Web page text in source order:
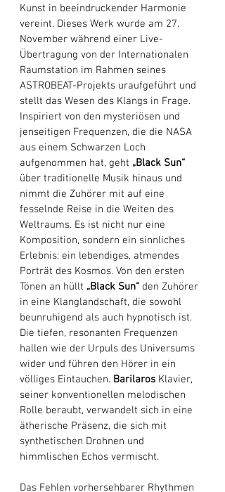
Kunst in beeindruckender Harmonie
vereint. Dieses Werk wurde am 27.
November während einer Live-
Übertragung von der Internationalen
Raumstation im Rahmen seines
ASTROBEAT-Projekts uraufgeführt und
stellt das Wesen des Klangs in Frage.
Inspiriert von den mysteriösen und
jenseitigen Frequenzen, die die NASA
aus einem Schwarzen Loch
aufgenommen hat, geht „Black Sun“
über traditionelle Musik hinaus und
nimmt die Zuhörer mit auf eine
fesselnde Reise in die Weiten des
Weltraums. Es ist nicht nur eine
Komposition, sondern ein sinnliches
Erlebnis: ein lebendiges, atmendes
Porträt des Kosmos. Von den ersten
Tönen an hüllt „Black Sun“ den Zuhörer
in eine Klanglandschaft, die sowohl
beunruhigend als auch hypnotisch ist.
Die tiefen, resonanten Frequenzen
hallen wie der Urpuls des Universums
wider und führen den Hörer in ein
völliges Eintauchen. Barilaros Klavier,
seiner konventionellen melodischen
Rolle beraubt, verwandelt sich in eine
ätherische Präsenz, die sich mit
synthetischen Drohnen und
himmlischen Echos vermischt.
Das Fehlen vorhersehbarer Rhythmen